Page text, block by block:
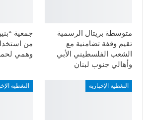
متوسطة بريتال الرسمية
تقيم وقفة تضامنية مع
الشعب الفلسطيني الأبي
وأهالي جنوب لبنان
جمعية
من
وهمي
التغطية الإخبارية التغطية